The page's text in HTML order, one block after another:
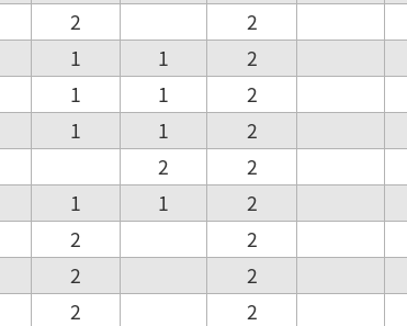
2 2
1 1 2
1 1 2
1 1 2
2 2
1 1 2
2 2
2 2
2 2